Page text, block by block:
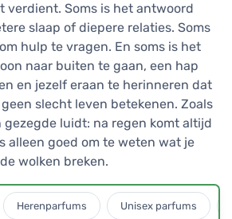
verdient. Soms is het antwoord
slaap of diepere relaties. Soms
hulp te vragen. En soms is het
naar buiten te gaan, een hap
en jezelf eraan te herinneren dat
slecht leven betekenen. Zoals
gezegde luidt: na regen komt altijd
alleen goed om te weten wat je
wolken breken.
Herenparfums Unisex parfums